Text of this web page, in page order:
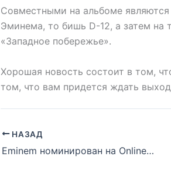
Совместными на альбоме
Эминема, то бишь D-12, а затем на
«Западное побережье».
Хорошая новость состоит в том,
том, что вам придется ждать
НАЗАД
Eminem номинирован на Online Hip-Hop Awards